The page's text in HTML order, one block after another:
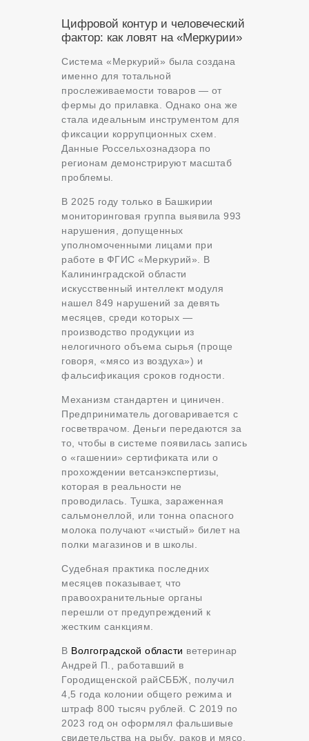
Цифровой контур и человеческий
фактор: как ловят на «Меркурии»
Система «Меркурий» была создана
именно для тотальной
прослеживаемости товаров — от
фермы до прилавка. Однако она же
стала идеальным инструментом для
фиксации коррупционных схем.
Данные Россельхознадзора по
регионам демонстрируют масштаб
проблемы.
В 2025 году только в Башкирии
мониторинговая группа выявила 993
нарушения, допущенных
уполномоченными лицами при
работе в ФГИС «Меркурий». В
Калининградской области
искусственный интеллект модуля
нашел 849 нарушений за девять
месяцев, среди которых —
производство продукции из
нелогичного объема сырья (проще
говоря, «мясо из воздуха») и
фальсификация сроков годности.
Механизм стандартен и циничен.
Предприниматель договаривается с
госветврачом. Деньги передаются за
то, чтобы в системе появилась запись
о «гашении» сертификата или о
прохождении ветсанэкспертизы,
которая в реальности не
проводилась. Тушка, зараженная
сальмонеллой, или тонна опасного
молока получают «чистый» билет на
полки магазинов и в школы.
Судебная практика последних
месяцев показывает, что
правоохранительные органы
перешли от предупреждений к
жестким санкциям.
В Волгоградской области ветеринар
Андрей П., работавший в
Городищенской райСББЖ, получил
4,5 года колонии общего режима и
штраф 800 тысяч рублей. С 2019 по
2023 год он оформлял фальшивые
свидетельства на рыбу, раков и мясо,